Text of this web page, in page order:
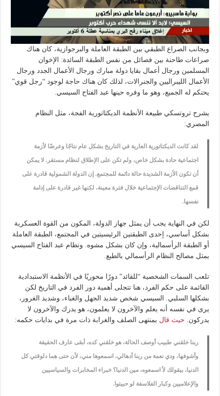
وبجانب الصراع الطبقي بين الطبقة العاملة والبرجوازية، كان هناك
صراعات طاحنة بين فصائل من نفس الطبقة السائدة: الإخوان
المسلمين ورجال أعمال بقايا دولة مبارك ورجال الأعمال الجدد ورجال
الأعمال الليبراليين والجنرالات، لذلك كان هناك حاجة لوجود “رجل قوي”
يحتكم له الجميع، وهو ما وفره حينها عبد الفتاح السيسي.
يشرح تروتسكي طبيعة الأنظمة الديكتاتورية الفجة، مثل النظام
المصري:
لقد كانت الديكتاتورية العارية في التاريخ بشكل عام نتاجًا وعرضًا لأزمة
اجتماعية حادة بشكل خاص، ولم تكن على الإطلاق لنظام مستقر. لا يمكن
أن تكون الأزمة الشديدة حالة دائمة للمجتمع. إن الدولة الشمولية قادرة على
قمع التناقضات الإجتماعية خلال فترة معينة، لكنها غير قادرة على إدامة
نفسها.
لكن في النهاية يجب أن يمثل جهاز الدولة، المكون من القوة العسكرية
بشكل أساسي، إحدى الطبقتين الرئيسيتين في المجتمع، الطبقة العاملة
أو الطبقة الرأسمالية، وإن كان بشكل مشوه. ونظام عبد الفتاح السيسي
يمثل مصالح النظام الرأسمالي بالطبع.
تلعب السمات الشخصية “للقائد” دورًا محوريًا في الأنظمة الاستبدادية
القائمة على حكم الفرد، هنا تتجلى أهمية دور الفرد في التاريخ لكن
بشكلها السلبي. السيسي شخص شديد الجهل والغباء، وشديد الغرور،
يرى في نفسه أنه يعلم والآخرون لا يعلمون، هو يدرك والآخرون لا
يدركون. حيث قال بمنتهى الصلف والغرابة ذات مرة في بدايات حكمه:
ربنا خلقني طبيب أوصف الحالة، هو خلقني كده، أبقى عارف الحقيقة
وأشوفها، ودي نعمة من ربنا أدهالي، اسمعوها مني، لأن حتى هما دلوقتي كل
الدنيا، بيقولك لأ اسمعوه، مين الدنيا؟ خبراء المخابرات والسياسيين
والإعلاميين وكبار الفلاسفة لو حبيتوا.